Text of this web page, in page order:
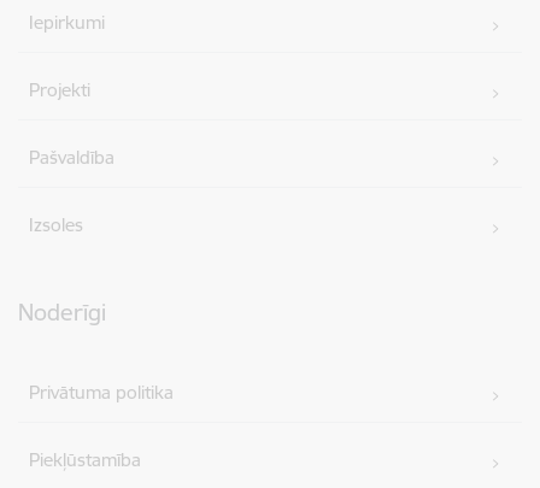
Iepirkumi
Projekti
Pašvaldība
Izsoles
Noderīgi
Privātuma politika
Piekļūstamība